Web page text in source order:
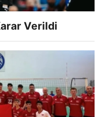
Verildi